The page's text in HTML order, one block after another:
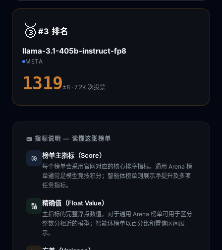
🥉 #3排名
llama-3.1-405b-instruct-fp8
META
1319±8 · 7.2K次投票
📖 指标说明 — 读懂这张榜单
🎯 榜单主指标（Score）
每个榜单会采用官网对应的核心排序指标。通用 Arena 榜
单通常是模型竞技积分；智能体榜单则展示净提升及多项
任务指标。
🔢 精确值（Float Value）
主指标的完整浮点数值。对于通用 Arena 榜单可用于区分
整数分相近的模型；智能体榜单以百分比和置信区间展
示。